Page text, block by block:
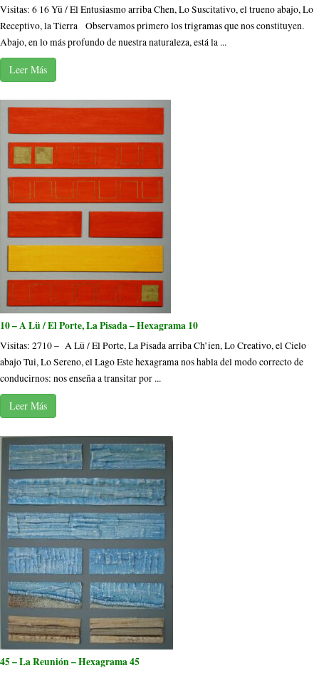
Visitas: 6 16 Yü / El Entusiasmo arriba Chen, Lo Suscitativo, el trueno abajo, Lo
Receptivo, la Tierra Observamos primero los trigramas que nos constituyen.
Abajo, en lo más profundo de nuestra naturaleza, está la ...
Leer Más
10 – A Lü / El Porte, La Pisada – Hexagrama 10
Visitas: 2710 – A Lü / El Porte, La Pisada arriba Ch’ien, Lo Creativo, el Cielo
abajo Tui, Lo Sereno, el Lago Este hexagrama nos habla del modo correcto de
conducirnos: nos enseña a transitar por ...
Leer Más
45 – La Reunión – Hexagrama 45